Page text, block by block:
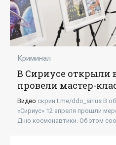
Криминал
В Сириусе открыли
провели мастер-
космонавтики -
Видео скрин t.me/ddo_sirius В
«Сириус» 12 апреля прошли
Дню космонавтики. Об этом